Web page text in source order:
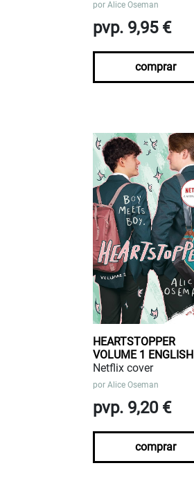
por Alice Oseman
pvp. 9,95 €
comprar
HEARTSTOPPER
VOLUME 1 ENGLISH
Netflix cover
por Alice Oseman
pvp. 9,20 €
comprar